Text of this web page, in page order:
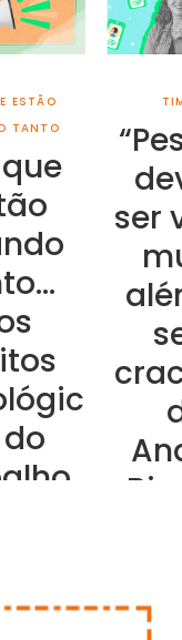
ESTÃO
TANTO
ser